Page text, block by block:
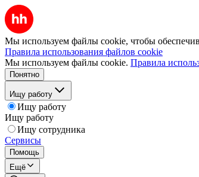
Мы используем файлы cookie, чтобы
Правила использования файлов cookie
Мы используем файлы cookie. Правила
Понятно
Ищу работу
Ищу работу
Ищу работу
Ищу сотрудника
Сервисы
Помощь
Ещё